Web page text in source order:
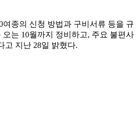
여종의 신청 방법과 구비서류 등을 규
는 10월까지 정비하고, 주요 불편사
고 지난 28일 밝혔다.